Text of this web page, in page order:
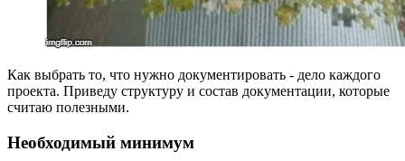
Как выбрать то, что нужно документировать - дело каждого
проекта. Приведу структуру и состав документации, которые
считаю полезными.
Необходимый минимум